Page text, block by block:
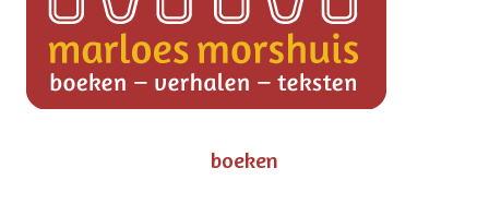
boeken